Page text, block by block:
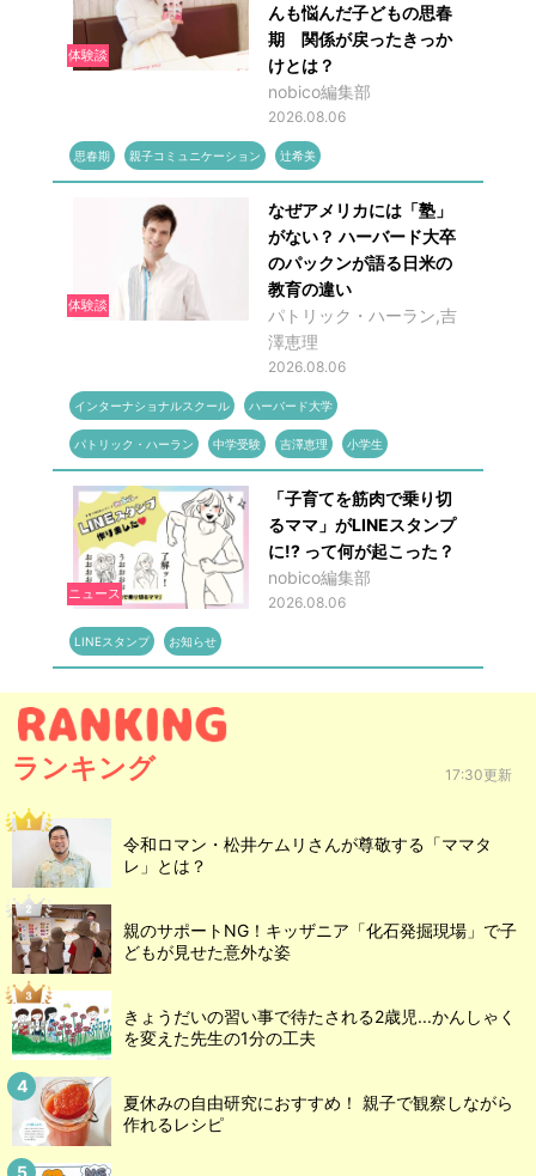
体験談
んも悩んだ子どもの思春
期 関係が戻ったきっか
けとは？
nobico編集部
2026.08.06
思春期 親子コミュニケーション 辻希美
体験談
なぜアメリカには「塾」
がない？ ハーバード大卒
のパックンが語る日米の
教育の違い
パトリック・ハーラン,吉
澤恵理
2026.08.06
インターナショナルスクール ハーバード大学
パトリック・ハーラン 中学受験 吉澤恵理 小学生
ニュース
「子育てを筋肉で乗り切
るママ」がLINEスタンプ
に!? って何が起こった？
nobico編集部
2026.08.06
LINEスタンプ お知らせ
ランキング 17:30更新
令和ロマン・松井ケムリさんが尊敬する「ママタ
レ」とは？
親のサポートNG！キッザニア「化石発掘現場」で子
どもが見せた意外な姿
きょうだいの習い事で待たされる2歳児...かんしゃく
を変えた先生の1分の工夫
夏休みの自由研究におすすめ！ 親子で観察しながら
作れるレシピ